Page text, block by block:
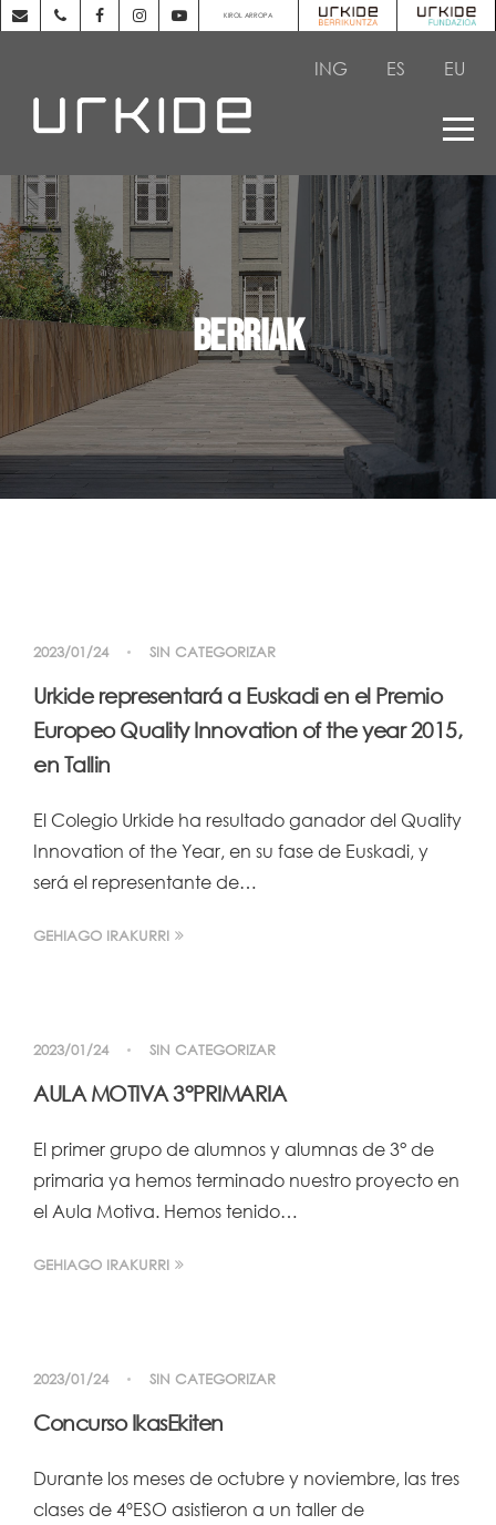
KIROL ARROPA
ING ES EU
BERRIAK
2023/01/24 SIN CATEGORIZAR
Urkide representará a Euskadi en el Premio
Europeo Quality Innovation of the year 2015,
en Tallin
El Colegio Urkide ha resultado ganador del Quality
Innovation of the Year, en su fase de Euskadi, y
será el representante de…
GEHIAGO IRAKURRI
2023/01/24 SIN CATEGORIZAR
AULA MOTIVA 3°PRIMARIA
El primer grupo de alumnos y alumnas de 3° de
primaria ya hemos terminado nuestro proyecto en
el Aula Motiva. Hemos tenido…
GEHIAGO IRAKURRI
2023/01/24 SIN CATEGORIZAR
Concurso IkasEkiten
Durante los meses de octubre y noviembre, las tres
clases de 4ºESO asistieron a un taller de